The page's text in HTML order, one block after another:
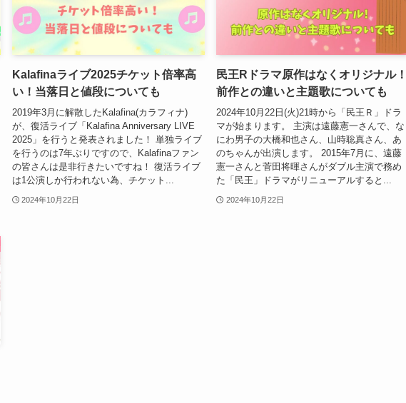
Kalafinaライブ2025チケット倍率高
い！当落日と値段についても
2019年3月に解散したKalafina(カラフィナ)
が、復活ライブ「Kalafina Anniversary LIVE
2025」を行うと発表されました！ 単独ライブ
を行うのは7年ぶりですので、Kalafinaファン
の皆さんは是非行きたいですね！ 復活ライブ
は1公演しか行われない為、チケット...
2024年10月22日
民王Rドラマ原作はなくオリジナル！
前作との違いと主題歌についても
2024年10月22日(火)21時から「民王Ｒ」ドラ
マが始まります。 主演は遠藤憲一さんで、な
にわ男子の大橋和也さん、山時聡真さん、あ
のちゃんが出演します。 2015年7月に、遠藤
憲一さんと菅田将暉さんがダブル主演で務め
た「民王」ドラマがリニューアルすると...
2024年10月22日